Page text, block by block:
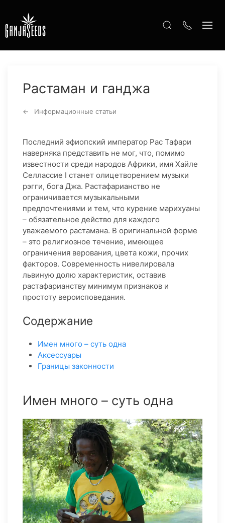
Растаман и ганджа
Информационные статьи
Последний эфиопский император Рас Тафари
наверняка представить не мог, что, помимо
известности среди народов Африки, имя Хайле
Селлассие І станет олицетворением музыки
рэгги, бога Джа. Растафарианство не
ограничивается музыкальными
предпочтениями и тем, что курение марихуаны
– обязательное действо для каждого
уважаемого растамана. В оригинальной форме
– это религиозное течение, имеющее
ограничения верования, цвета кожи, прочих
факторов. Современность нивелировала
львиную долю характеристик, оставив
растафарианству минимум признаков и
простоту вероисповедания.
Содержание
Имен много – суть одна
Аксессуары
Границы законности
Имен много – суть одна